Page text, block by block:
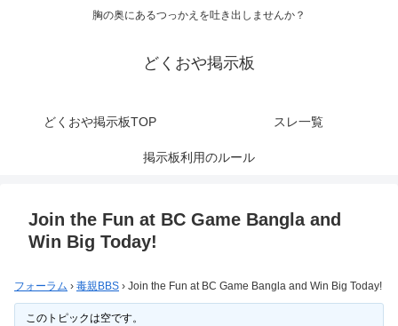
胸の奥にあるつっかえを吐き出しませんか？
どくおや掲示板
どくおや掲示板TOP スレ一覧
掲示板利用のルール
Join the Fun at BC Game Bangla and
Win Big Today!
フォーラム › 毒親BBS › Join the Fun at BC Game Bangla and Win Big Today!
このトピックは空です。